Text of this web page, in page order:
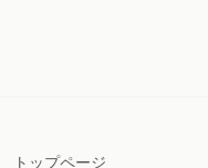
トップページ